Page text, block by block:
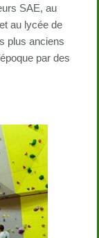
SAE, au
au lycée de
plus anciens
par des